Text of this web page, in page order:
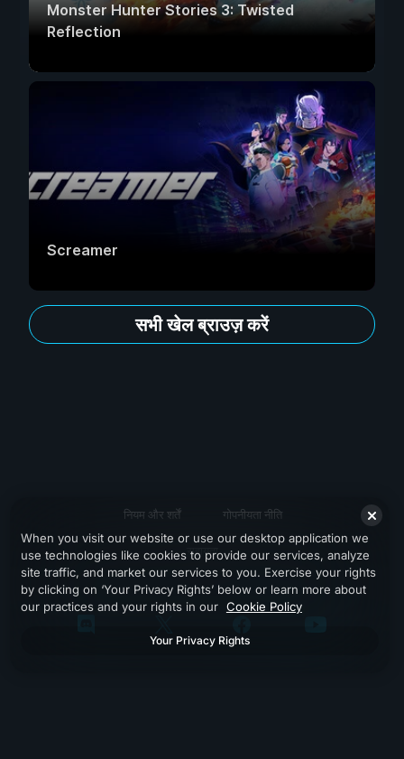
Monster Hunter Stories 3: Twisted
Reflection
Screamer
सभी खेल ब्राउज़ करें
नियम और शर्तें गोपनीयता नीति
सहायता
When you visit our website or use our desktop application we
use technologies like cookies to provide our services, analyze
site traffic, and market our services to you. Exercise your rights
by clicking on ‘Your Privacy Rights’ below or learn more about
our practices and your rights in our Cookie Policy
Your Privacy Rights